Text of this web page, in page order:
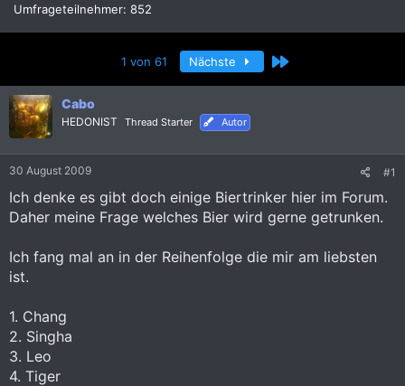
Umfrageteilnehmer 852
1 von 61 Nächste Letzte
Cabo
HEDONIST Thread Starter Autor
30 August 2009 #1
Ich denke es gibt doch einige Biertrinker hier im Forum.
Daher meine Frage welches Bier wird gerne getrunken.
Ich fang mal an in der Reihenfolge die mir am liebsten
ist.
1. Chang
2. Singha
3. Leo
4. Tiger